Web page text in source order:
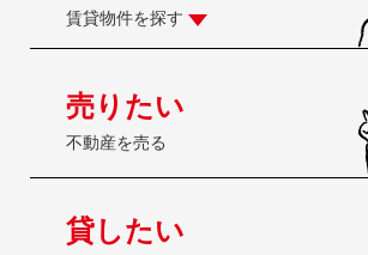
賃貸物件を探す
売りたい
不動産を売る
貸したい